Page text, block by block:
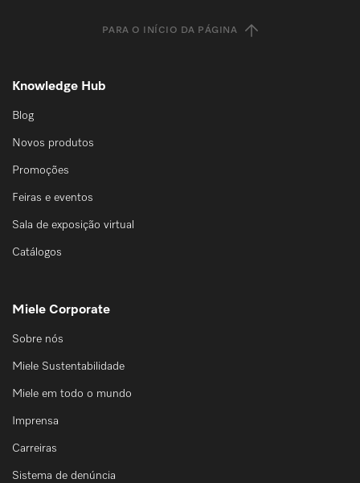
PARA O INÍCIO DA PÁGINA
Knowledge Hub
Blog
Novos produtos
Promoções
Feiras e eventos
Sala de exposição virtual
Catálogos
Miele Corporate
Sobre nós
Miele Sustentabilidade
Miele em todo o mundo
Imprensa
Carreiras
Sistema de denúncia